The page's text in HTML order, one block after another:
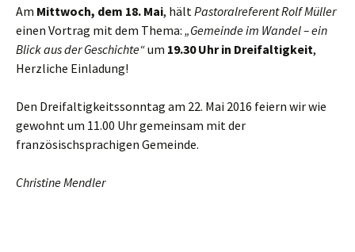
Am Mittwoch, dem 18. Mai, hältPastoralreferent Rolf Müller
einen Vortrag mit dem Thema: „Gemeinde im Wandel – ein
Blick aus der Geschichte“um 19.30 Uhr in Dreifaltigkeit,
Herzliche Einladung!
Den Dreifaltigkeitssonntag am 22. Mai 2016 feiern wir wie
gewohnt um 11.00 Uhr gemeinsam mit der
französischsprachigen Gemeinde.
Christine Mendler